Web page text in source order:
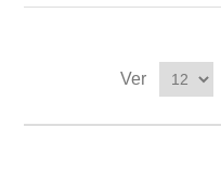
Ver